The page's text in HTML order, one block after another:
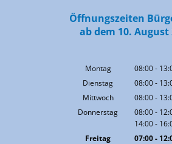
Öffnungszeiten
ab dem 10. August
Montag 08:00-
Dienstag 08:00-
Mittwoch 08:00-
Donnerstag 08:00-
14:00-
Freitag 07:00-